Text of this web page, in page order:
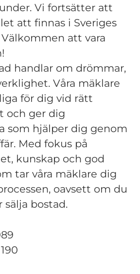
Vi fortsätter att
att finnas i Sveriges
att vara
handlar om drömmar,
Våra mäklare
för dig vid rätt
och ger dig
som hjälper dig genom
Med fokus på
kunskap och god
tar våra mäklare dig
oavsett om du
sälja bostad.
190